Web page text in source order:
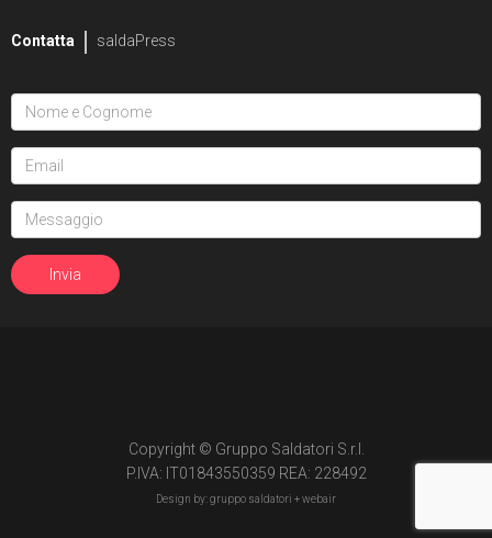
Contatta saldaPress
Copyright © Gruppo Saldatori S.r.l.
P.IVA: IT01843550359 REA: 228492
Design by: gruppo saldatori +webair